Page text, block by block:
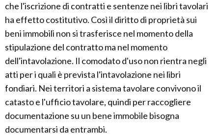
che l'iscrizione di contratti e sentenze nei libri tavolari
ha effetto costitutivo. Così il diritto di proprietà sui
beni immobili non si trasferisce nel momento della
stipulazione del contratto ma nel momento
dell'intavolazione. Il comodato d'uso non rientra negli
atti per i quali è prevista l'intavolazione nei libri
fondiari. Nei territori a sistema tavolare convivono il
catasto e l'ufficio tavolare, quindi per raccogliere
documentazione su un bene immobile bisogna
documentarsi da entrambi.